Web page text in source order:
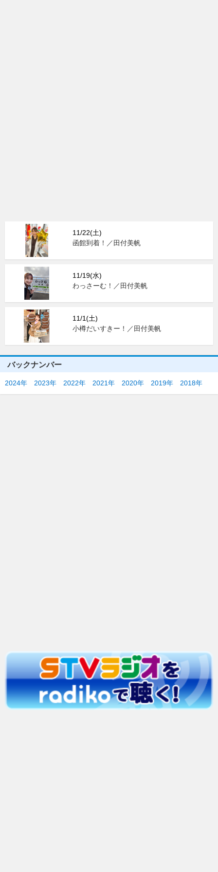
11/22(土)
函館到着！／田付美帆
11/19(水)
わっさーむ！／田付美帆
11/1(土)
小樽だいすきー！／田付美帆
バックナンバー
2024年 2023年 2022年 2021年 2020年 2019年 2018年